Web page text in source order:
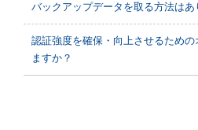
バックアップデータを取る方法はあ
認証強度を確保・向上させるため
ますか？